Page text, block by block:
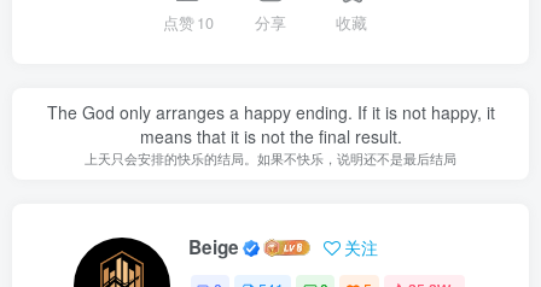
点赞10 分享 收藏
The God only arranges a happy ending. If it is not happy, it
means that it is not the final result.
上天只会安排的快乐的结局。如果不快乐，说明还不是最后结局
Beige 关注